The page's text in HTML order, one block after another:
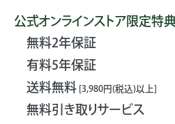
公式オンラインストア限定特
無料2年保証
有料5年保証
送料無料 [3,980円(税込)以上]
無料引き取りサービス